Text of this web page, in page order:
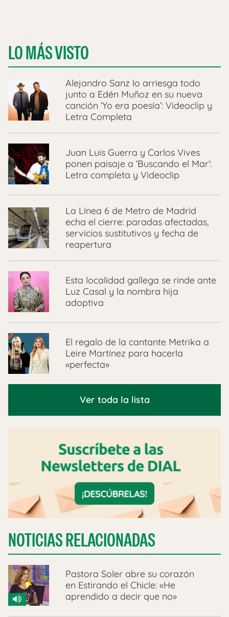
LO MÁS VISTO
Alejandro Sanz lo arriesga todo
junto a Edén Muñoz en su nueva
canción ‘Yo era poesía’: Videoclip y
Letra Completa
Juan Luis Guerra y Carlos Vives
ponen paisaje a ‘Buscando el Mar’:
Letra completa y Videoclip
La Línea 6 de Metro de Madrid
echa el cierre: paradas afectadas,
servicios sustitutivos y fecha de
reapertura
Esta localidad gallega se rinde ante
Luz Casal y la nombra hija
adoptiva
El regalo de la cantante Metrika a
Leire Martínez para hacerla
«perfecta»
Ver toda la lista
NOTICIAS RELACIONADAS
Pastora Soler abre su corazón
en Estirando el Chicle: «He
aprendido a decir que no»